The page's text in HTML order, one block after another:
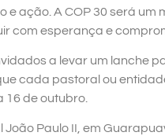
e ação. A COP 30 será
com esperança e
a levar um lanche
cada pastoral ou
16 de outubro.
João Paulo II, em